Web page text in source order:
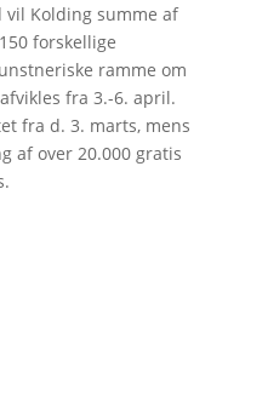
Kolding summe af
forskellige
ramme om
fra 3.-6. april.
fra d. 3. marts, mens
af over 20.000 gratis